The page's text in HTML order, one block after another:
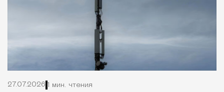
27.07.2026 1 мин. чтения